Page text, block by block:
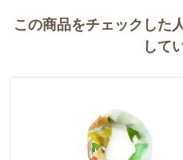
この商品をチェックした
して